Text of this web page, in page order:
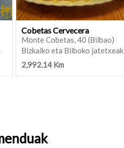
Cobetas Cervecera
Monte Cobetas, 40 (Bilbao)
Bizkaiko eta Bilboko jatetxeak
2,992.14 Km